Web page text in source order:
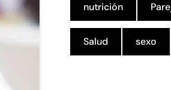
nutrición
Salud sexo